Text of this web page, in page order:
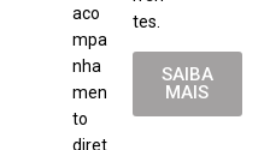
aco
mpa
nha
men
to
diret
tes.
SAIBA
MAIS